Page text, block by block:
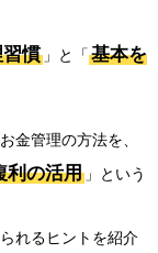
慣 」と「 基本を
金管理の方法を、
利の活用 」という
れるヒントを紹介